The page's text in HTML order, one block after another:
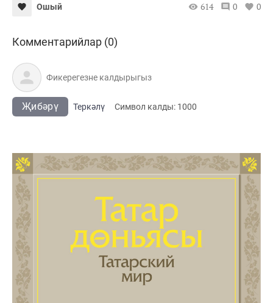
Ошый 614 0 0
Комментарийлар (0)
Җибәрү Теркәлү Cимвол калды: 1000